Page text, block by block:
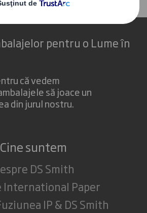
pentru o Lume în
că vedem
să joace un
din jurul nostru.
Cine suntem
DS Smith
International Paper
IP & DS Smith